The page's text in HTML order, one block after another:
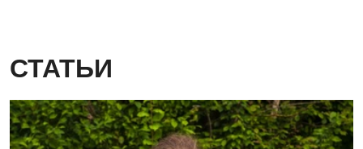
СТАТЬИ